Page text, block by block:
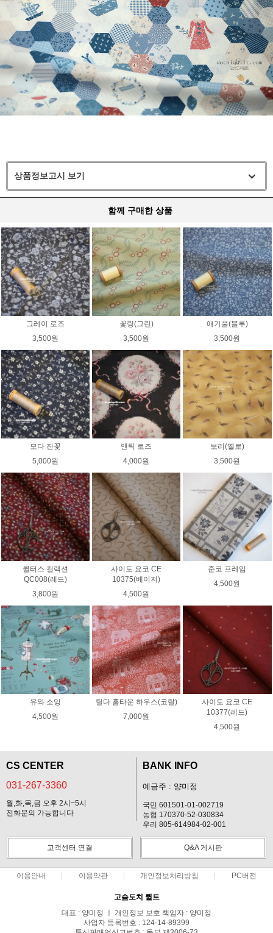
상품정보고시 보기
함께 구매한 상품
그레이 로즈
3,500원
꽃링(그린)
3,500원
애기풀(블루)
3,500원
모다 잔꽃
5,000원
앤틱 로즈
4,000원
보리(옐로)
3,500원
퀼터스 컬렉션
QC008(레드)
3,800원
사이토 요코 CE
10375(베이지)
4,500원
준코 프레임
4,500원
유와 소잉
4,500원
틸다 홈타운 하우스(코랄)
7,000원
사이토 요코 CE
10377(레드)
4,500원
CS CENTER
031-267-3360
월,화,목,금 오후 2시~5시
전화문의 가능합니다
BANK INFO
예금주 : 양미정
국민 601501-01-002719
농협 170370-52-030834
우리 805-614984-02-001
고객센터 연결 Q&A 게시판
이용안내 이용약관 개인정보처리방침 PC버전
고슴도치 퀼트
대표 : 양미정 ㅣ 개인정보 보호 책임자 : 양미정
사업자 등록번호 : 124-14-89399